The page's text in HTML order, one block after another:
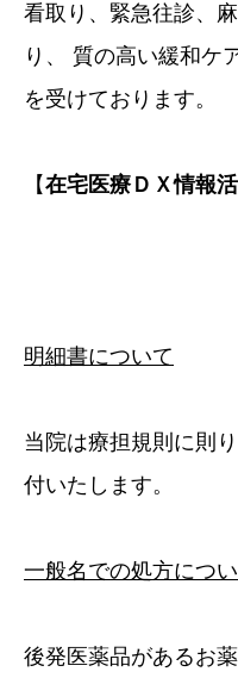
看取り、緊急往診、
り、 質の高い緩和ケ
を受けております。
【在宅医療ＤＸ情報
明細書について
当院は療担規則に則
付いたします。
一般名での処方につ
後発医薬品があるお